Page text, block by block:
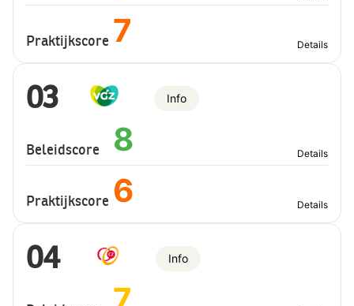
Praktijkscore 7 Details
03 Info
Beleidscore 8 Details
Praktijkscore 6 Details
04 Info